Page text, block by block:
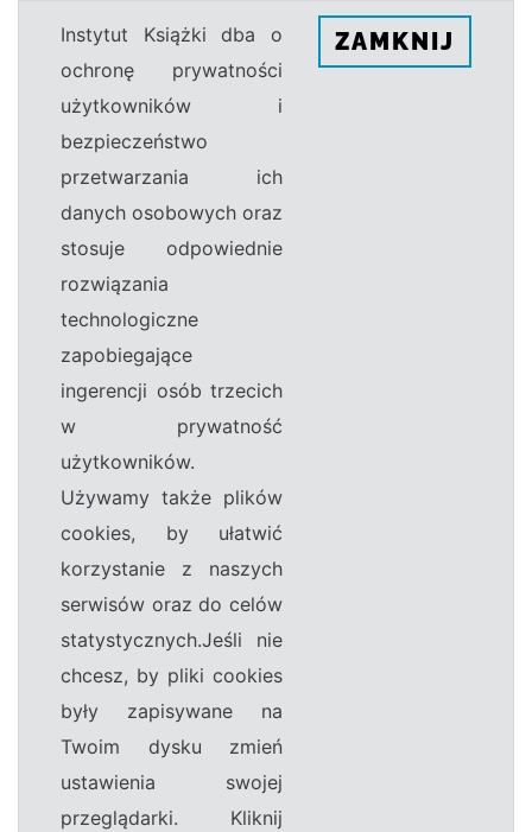
Instytut Książki dba o
ochronę prywatności
użytkowników i
bezpieczeństwo
przetwarzania ich
danych osobowych oraz
stosuje odpowiednie
rozwiązania
technologiczne
zapobiegające
ingerencji osób trzecich
w prywatność
użytkowników.
Używamy także plików
cookies, by ułatwić
korzystanie z naszych
serwisów oraz do celów
statystycznych.Jeśli nie
chcesz, by pliki cookies
były zapisywane na
Twoim dysku zmień
ustawienia swojej
przeglądarki. Kliknij
ZAMKNIJ